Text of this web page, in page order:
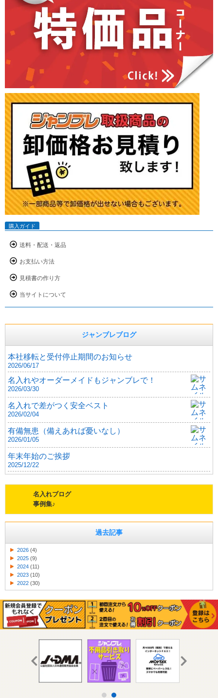
購入ガイド
送料・配送・返品
お支払い方法
見積書の作り方
当サイトについて
ジャンブレブログ
本社移転と受付停止期間のお知らせ
2026/06/17
名入れやオーダーメイドもジャンブレで！
2026/03/30
名入れで差がつく安全ベスト
2026/02/04
有備無患（備えあれば憂いなし）
2026/01/05
年末年始のご挨拶
2025/12/22
名入れブログ
事例集♪
過去記事
2026 (4)
2025 (9)
2024 (11)
2023 (10)
2022 (30)